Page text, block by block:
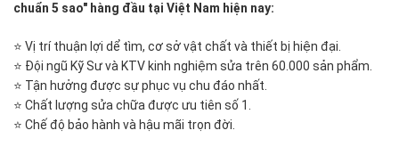
chuẩn 5 sao" hàng đầu tại Việt Nam hiện nay:
⭐ Vị trí thuận lợi dể tìm, cơ sở vật chất và thiết bị hiện đại.
⭐ Đội ngũ Kỹ Sư và KTV kinh nghiệm sửa trên 60.000 sản phẩm.
⭐ Tận hưởng được sự phục vụ chu đáo nhất.
⭐ Chất lượng sửa chữa được ưu tiên số 1.
⭐ Chế độ bảo hành và hậu mãi trọn đời.